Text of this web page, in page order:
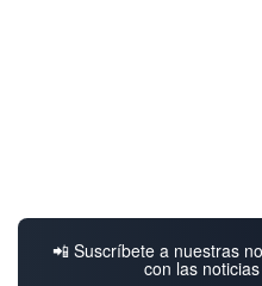
📲 Suscríbete a nuestras
con las